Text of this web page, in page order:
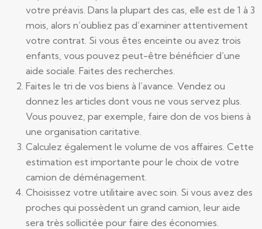
votre préavis. Dans la plupart des cas, elle est de 1 à 3
mois, alors n’oubliez pas d’examiner attentivement
votre contrat. Si vous êtes enceinte ou avez trois
enfants, vous pouvez peut-être bénéficier d’une
aide sociale. Faites des recherches.
Faites le tri de vos biens à l’avance. Vendez ou
donnez les articles dont vous ne vous servez plus.
Vous pouvez, par exemple, faire don de vos biens à
une organisation caritative.
Calculez également le volume de vos affaires. Cette
estimation est importante pour le choix de votre
camion de déménagement.
Choisissez votre utilitaire avec soin. Si vous avez des
proches qui possèdent un grand camion, leur aide
sera très sollicitée pour faire des économies.